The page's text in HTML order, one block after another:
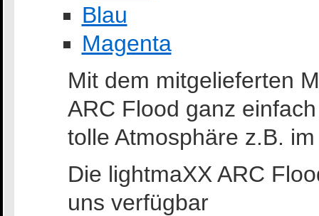
Blau
Magenta
Mit dem mitgelieferten
ARC Flood ganz
tolle Atmosphäre z.B.
Die lightmaXX ARC
uns verfügbar